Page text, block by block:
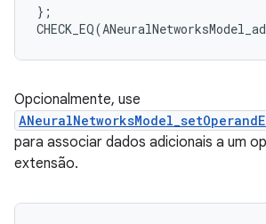
};
CHECK_EQ(
Opcionalmente, use
para associar dados adicionais a um
extensão.